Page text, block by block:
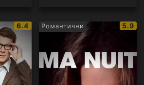
IMDb
рейтинг:
6.4 Романтични
IMDb
5.9